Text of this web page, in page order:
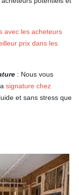
avec les acheteurs
prix dans les
: Nous vous
signature chez
et sans stress que